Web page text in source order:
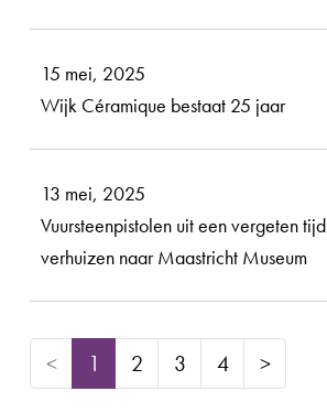
15 mei, 2025
Wijk Céramique bestaat 25 jaar
13 mei, 2025
Vuursteenpistolen uit een vergeten tijd
verhuizen naar Maastricht Museum
< 1 (huidige)
2 3 4 >